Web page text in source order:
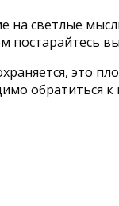
на светлые
постарайтесь
это
обратиться к